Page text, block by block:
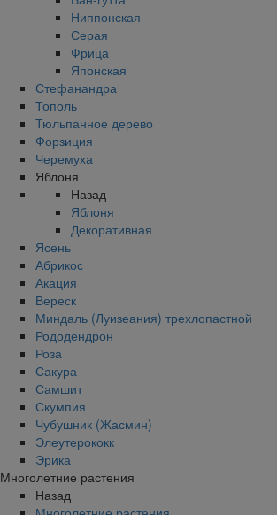
Ниппонская
Серая
Фрица
Японская
Стефанандра
Тополь
Тюльпанное дерево
Форзиция
Черемуха
Яблоня
Назад
Яблоня
Декоративная
Ясень
Абрикос
Акация
Вереск
Миндаль (Луизеания) трехлопастной
Рододендрон
Роза
Сакура
Самшит
Скумпия
Чубушник (Жасмин)
Элеутерококк
Эрика
Многолетние растения
Назад